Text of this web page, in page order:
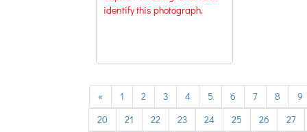
identify this photograph.
« previous
1 2 3 4 5 6 7 8
9
20
21 22 23 24 25 26
27